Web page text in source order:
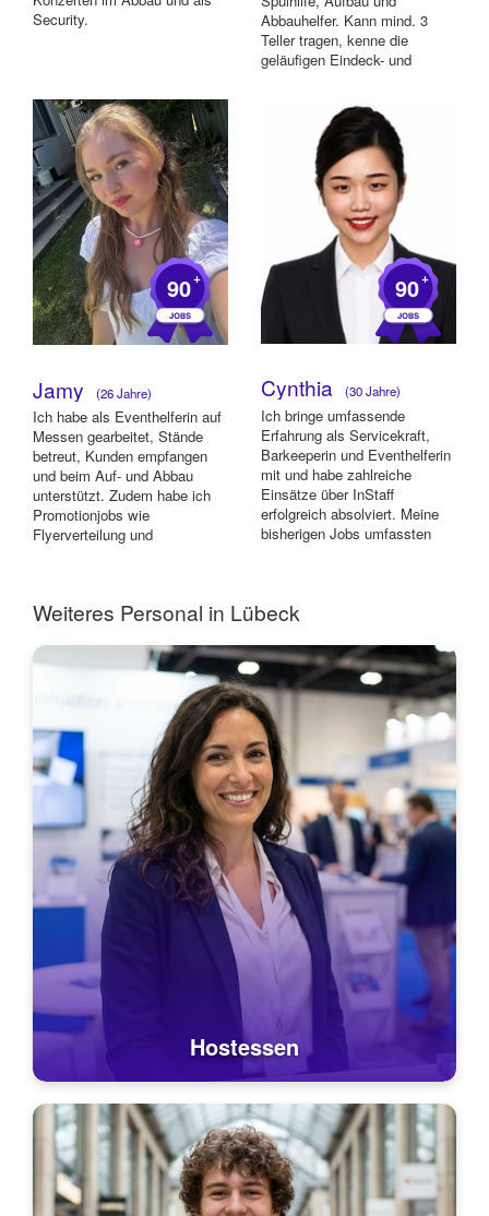
Security.
Abbauhelfer. Kann mind. 3
Teller tragen, kenne die
geläufigen Eindeck- und
90+
Jamy (26 Jahre)
Ich habe als Eventhelferin auf
Messen gearbeitet, Stände
betreut, Kunden empfangen
und beim Auf- und Abbau
unterstützt. Zudem habe ich
Promotionjobs wie
Flyerverteilung und
90+
Cynthia (30 Jahre)
Ich bringe umfassende
Erfahrung als Servicekraft,
Barkeeperin und Eventhelferin
mit und habe zahlreiche
Einsätze über InStaff
erfolgreich absolviert. Meine
bisherigen Jobs umfassten
Weiteres Personal in Lübeck
Hostessen